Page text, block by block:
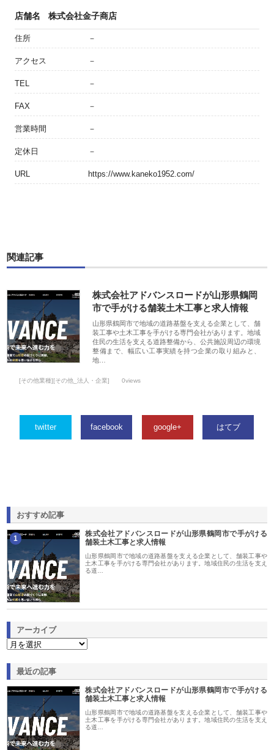
店舗名 株式会社金子商店
住所 －
アクセス －
TEL －
FAX －
営業時間 －
定休日 －
URL https://www.kaneko1952.com/
関連記事
株式会社アドバンスロードが山形県鶴岡
市で手がける舗装土木工事と求人情報
山形県鶴岡市で地域の道路基盤を支える企業として、舗
装工事や土木工事を手がける専門会社があります。地域
住民の生活を支える道路整備から、公共施設周辺の環境
整備まで、幅広い工事実績を持つ企業の取り組みと、
地…
[その他業種][その他_法人・企業] 0views
twitter facebook google+ はてブ
おすすめ記事
1
株式会社アドバンスロードが山形県鶴岡市で手がける
舗装土木工事と求人情報
山形県鶴岡市で地域の道路基盤を支える企業として、舗装工事や
土木工事を手がける専門会社があります。地域住民の生活を支え
る道…
アーカイブ
最近の記事
株式会社アドバンスロードが山形県鶴岡市で手がける
舗装土木工事と求人情報
山形県鶴岡市で地域の道路基盤を支える企業として、舗装工事や
土木工事を手がける専門会社があります。地域住民の生活を支え
る道…